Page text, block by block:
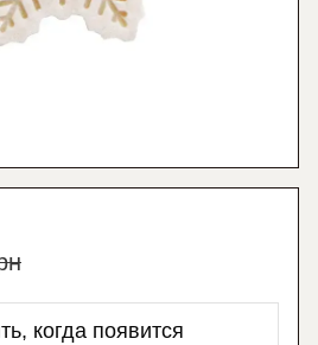
когда появится